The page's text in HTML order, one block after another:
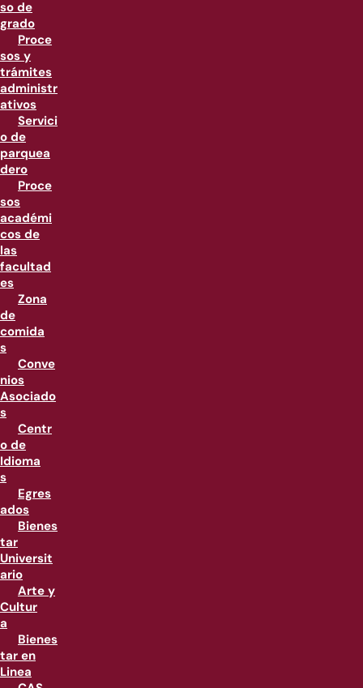
so de
grado
Proce
sos y
trámites
administr
ativos
Servici
o de
parquea
dero
Proce
sos
académi
cos de
las
facultad
es
Zona
de
comida
s
Conve
nios
Asociado
s
Centr
o de
Idioma
s
Egres
ados
Bienes
tar
Universit
ario
Arte y
Cultur
a
Bienes
tar en
Linea